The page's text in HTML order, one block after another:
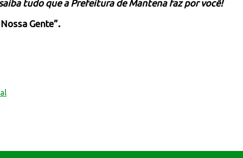
tudo que a Prefeitura de Mantena faz por você!
Gente”.